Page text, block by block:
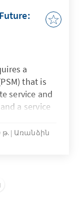
a
that is
service and
a service
թ.
Առանձին